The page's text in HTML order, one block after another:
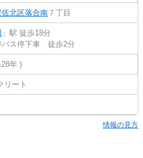
佐北区落合南 ７丁目
」駅 徒歩18分
バス停下車 徒歩2分
年 )
リート
情報の見方